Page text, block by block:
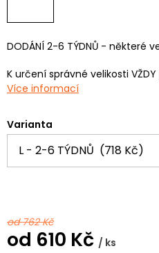
DODÁNÍ 2-6 TÝDNŮ - některé
K určení správné velikosti
Více informací
Varianta
od 762 Kč
od 610 Kč / ks